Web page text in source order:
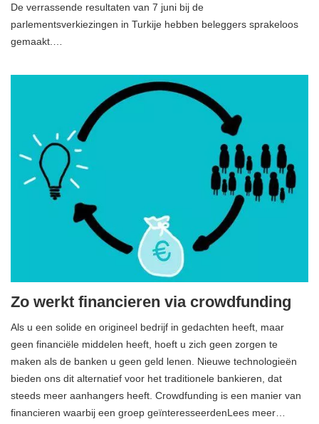
De verrassende resultaten van 7 juni bij de
parlementsverkiezingen in Turkije hebben beleggers sprakeloos
gemaakt.…
Zo werkt financieren via crowdfunding
Als u een solide en origineel bedrijf in gedachten heeft, maar
geen financiële middelen heeft, hoeft u zich geen zorgen te
maken als de banken u geen geld lenen. Nieuwe technologieën
bieden ons dit alternatief voor het traditionele bankieren, dat
steeds meer aanhangers heeft. Crowdfunding is een manier van
financieren waarbij een groep geïnteresseerdenLees meer…